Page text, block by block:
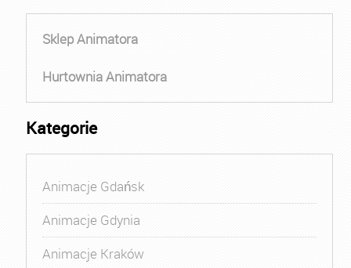
Sklep Animatora
Hurtownia Animatora
Kategorie
Animacje Gdańsk
Animacje Gdynia
Animacje Kraków